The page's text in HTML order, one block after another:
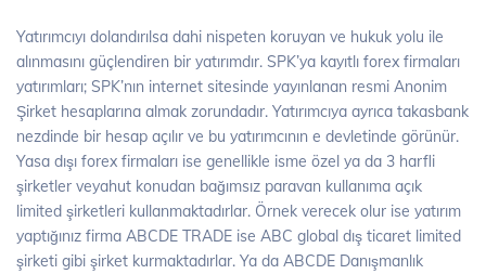
Yatırımcıyı dolandırılsa dahi nispeten koruyan ve hukuk yolu ile
alınmasını güçlendiren bir yatırımdır. SPK’ya kayıtlı forex firmaları
yatırımları; SPK’nın internet sitesinde yayınlanan resmi Anonim
Şirket hesaplarına almak zorundadır. Yatırımcıya ayrıca takasbank
nezdinde bir hesap açılır ve bu yatırımcının e devletinde görünür.
Yasa dışı forex firmaları ise genellikle isme özel ya da 3 harfli
şirketler veyahut konudan bağımsız paravan kullanıma açık
limited şirketleri kullanmaktadırlar. Örnek verecek olur ise yatırım
yaptığınız firma ABCDE TRADE ise ABC global dış ticaret limited
şirketi gibi şirket kurmaktadırlar. Ya da ABCDE Danışmanlık